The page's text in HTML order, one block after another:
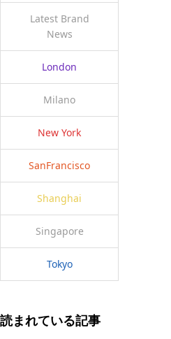
Latest Brand
News
London
Milano
New York
SanFrancisco
Shanghai
Singapore
Tokyo
読まれている記事